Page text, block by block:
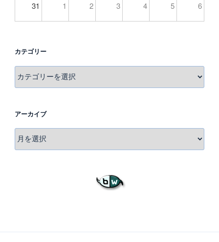
31 1 2 3 4 5 6
カテゴリー
テ
ー
アーカイブ
ー